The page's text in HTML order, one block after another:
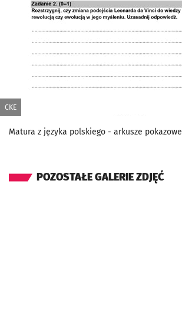
CKE
Matura z języka polskiego - arkusze pokazowe
POZOSTAŁE GALERIE ZDJĘĆ